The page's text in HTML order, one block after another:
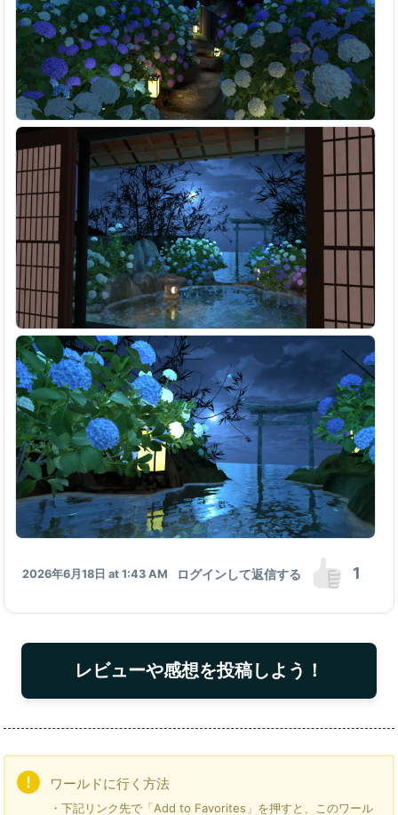
2026年6月18日 at 1:43 AM ログインして返信する 1
レビューや感想を投稿しよう！
ワールドに行く方法
・下記リンク先で「Add to Favorites」を押すと、このワール